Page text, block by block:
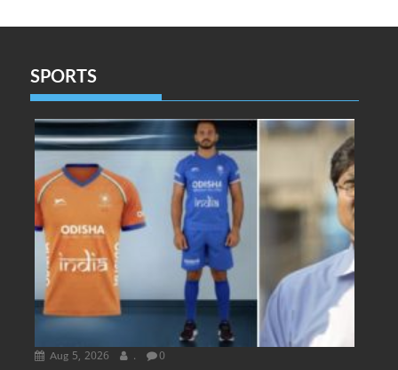
SPORTS
Aug 5, 2026 . 0